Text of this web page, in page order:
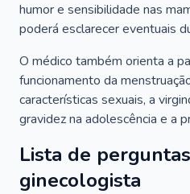
humor e sensibilidade nas
poderá esclarecer eventuais
O médico também orienta a
funcionamento da
características sexuais, a
gravidez na adolescência e a
Lista de
ginecologista